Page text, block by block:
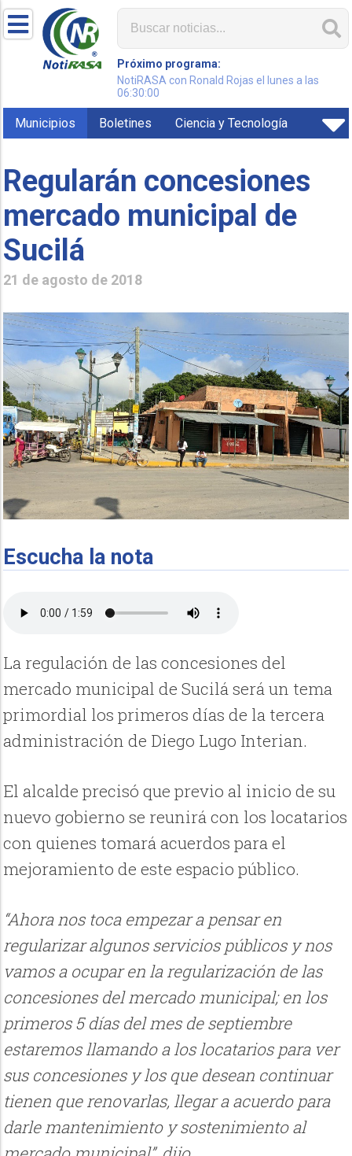
Próximo programa:
NotiRASA con Ronald Rojas el lunes a las
06:30:00
Municipios Boletines Ciencia y Tecnología
Regularán concesiones
mercado municipal de
Sucilá
21 de agosto de 2018
Escucha la nota
La regulación de las concesiones del
mercado municipal de Sucilá será un tema
primordial los primeros días de la tercera
administración de Diego Lugo Interian.
El alcalde precisó que previo al inicio de su
nuevo gobierno se reunirá con los locatarios
con quienes tomará acuerdos para el
mejoramiento de este espacio público.
“Ahora nos toca empezar a pensar en
regularizar algunos servicios públicos y nos
vamos a ocupar en la regularización de las
concesiones del mercado municipal; en los
primeros 5 días del mes de septiembre
estaremos llamando a los locatarios para ver
sus concesiones y los que desean continuar
tienen que renovarlas, llegar a acuerdo para
darle mantenimiento y sostenimiento al